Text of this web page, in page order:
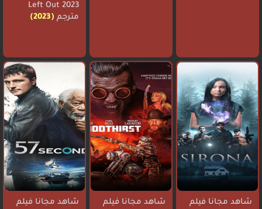
Left Out 2023
مترجم (2023)
شاهد مجانا فيلم
شاهد مجانا فيلم
شاهد مجانا فيلم